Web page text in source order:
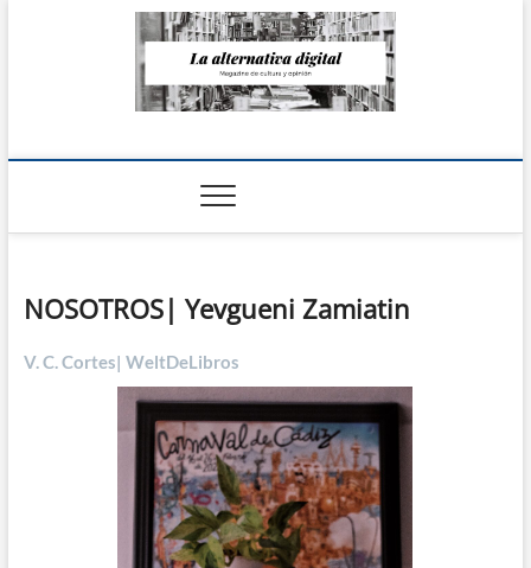
La Alternativa
NOSOTROS| Yevgueni Zamiatin
V. C. Cortes| WeltDeLibros